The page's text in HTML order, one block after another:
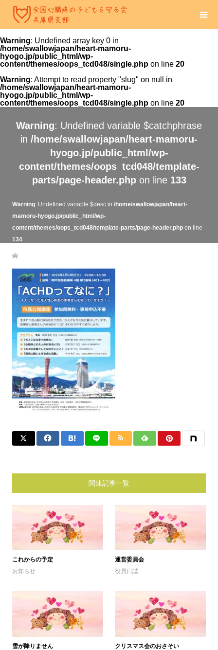
Warning: Undefined array key 0 in
/home/swallowjapan/heart-mamoru-
hyogo.jp/public_html/wp-
content/themes/oops_tcd048/single.php on line 20
Warning: Attempt to read property "slug" on null in
/home/swallowjapan/heart-mamoru-
hyogo.jp/public_html/wp-
content/themes/oops_tcd048/single.php on line 20
Warning: Undefined variable $catchphrase
in /home/swallowjapan/heart-mamoru-
hyogo.jp/public_html/wp-
content/themes/oops_tcd048/template-
parts/page-header.phpon line 133
Warning: Undefined variable $desc in /home/swallowjapan/heart-
mamoru-hyogo.jp/public_html/wp-
content/themes/oops_tcd048/template-parts/page-header.phpon line
134
関連記事一覧
これからの予定
お知らせ
運営委員会
役員日誌
雪が降りません
クリスマス会のおさそい